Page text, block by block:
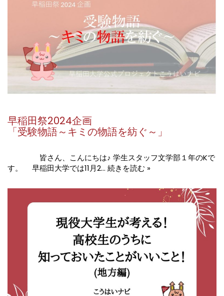
早稲田祭2024企画
「受験物語～キミの物語を紡ぐ～」
皆さん、こんにちは♪ 学生スタッフ文学部１年のKで
す。 早稲田大学では11月2… 続きを読む »